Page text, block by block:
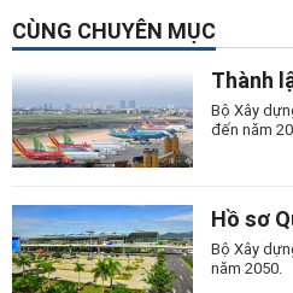
CÙNG CHUYÊN MỤC
Thành
Bộ Xây
đến năm
Hồ sơ
Bộ Xây
năm 2050.